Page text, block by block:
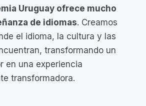
Uruguay ofrece mucho
de idiomas. Creamos
el idioma, la cultura y las
transformando un
en una experiencia
transformadora.